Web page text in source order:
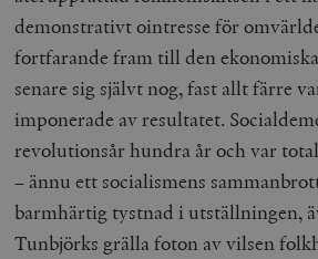
demonstrativt ointresse för
fortfarande fram till den
senare sig självt nog, fast allt färre
imponerade av resultatet.
revolutionsår hundra år och var
– ännu ett socialismens
barmhärtig tystnad i utställningen,
Tunbjörks grälla foton av vilsen
Strikt nödvändiga kakor tillåter
och kontohantering. Webbplatsen kan
ordentligt utan strikt nödvändiga
Namn